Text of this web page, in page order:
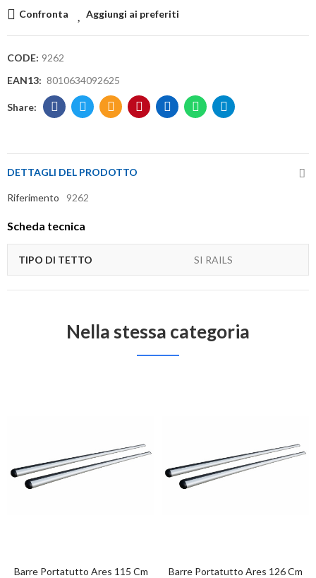
Confronta Aggiungi ai preferiti
CODE: 9262
EAN13: 8010634092625
DETTAGLI DEL PRODOTTO
Riferimento 9262
Scheda tecnica
TIPO DI TETTO SI RAILS
Nella stessa categoria
Barre Portatutto Ares 115 Cm
Barre Portatutto Ares 126 Cm